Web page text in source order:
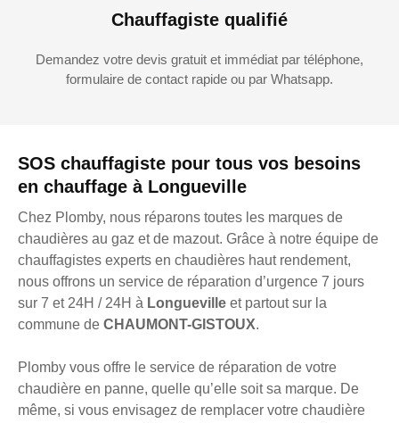
SOS chauffagiste pour tous vos besoins
en chauffage à Longueville
Chez Plomby, nous réparons toutes les marques de
chaudières au gaz et de mazout. Grâce à notre équipe de
chauffagistes experts en chaudières haut rendement,
nous offrons un service de réparation d’urgence 7 jours
sur 7 et 24H / 24H à Longueville et partout sur la
commune de CHAUMONT-GISTOUX.
Plomby vous offre le service de réparation de votre
chaudière en panne, quelle qu’elle soit sa marque. De
même, si vous envisagez de remplacer votre chaudière
Chauffagiste qualifié
Demandez votre devis gratuit et immédiat par téléphone,
formulaire de contact rapide ou par Whatsapp.